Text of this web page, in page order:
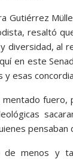
Gutiérrez
resaltó
diversidad, al
en este
esas
fuero,
pensaban
de menos y